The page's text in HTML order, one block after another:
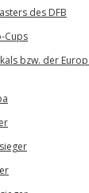
des DFB
Cups
bzw. der